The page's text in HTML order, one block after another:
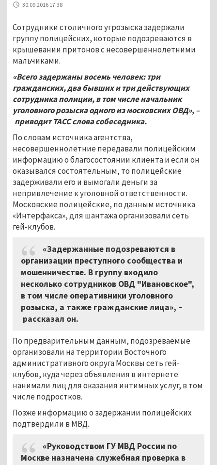
30.09.2016 17:38
Сотрудники столичного угрозыска задержали
группу полицейских, которые подозреваются в
крышевании притонов с несовершеннолетними
мальчиками.
«Всего задержаны восемь человек: три
гражданских, два бывших и три действующих
сотрудника полиции, в том числе начальник
уголовного розыска одного из московских ОВД», –
приводит ТАСС слова собеседника.
По словам источника агентства,
несовершеннолетние передавали полицейским
информацию о благосостоянии клиента и если он
оказывался состоятельным, то полицейские
задерживали его и вымогали деньги за
непривлечение к уголовной ответственности.
Московские полицейские, по данным источника
«Интерфакса», для шантажа организовали сеть
гей-клубов.
«Задержанные подозреваются в
организации преступного сообщества и
мошенничестве. В группу входило
несколько сотрудников ОВД "Ивановское",
в том числе оперативники уголовного
розыска, а также гражданские лица», –
рассказал он.
По предварительным данным, подозреваемые
организовали на территории Восточного
административного округа Москвы сеть гей-
клубов, куда через объявления в интернете
нанимали лиц для оказания интимных услуг, в том
числе подростков.
Позже информацию о задержании полицейских
подтвердили в МВД.
«Руководством ГУ МВД России по
Москве назначена служебная проверка в